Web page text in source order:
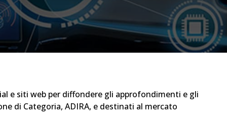
e siti web per diffondere gli approfondimenti e gli
di Categoria, ADIRA, e destinati al mercato